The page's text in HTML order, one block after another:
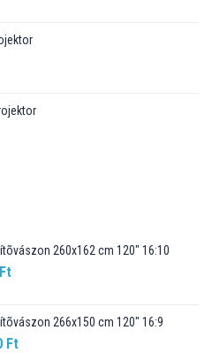
260x162 cm 120" 16:10
FtCurrent
89.990 Ft.266x150 cm 120" 16:9
FtCurrent